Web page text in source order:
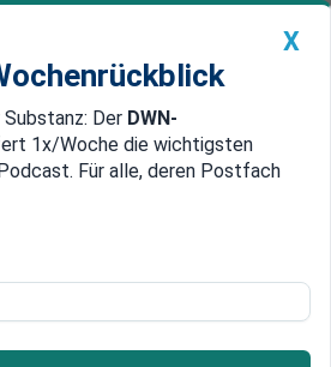
DWN: Geldanlage Premium
DWN-Magazin China
zwischen
X
Der DWN-
1x/Woche die wichtigsten
Für alle, deren Postfach